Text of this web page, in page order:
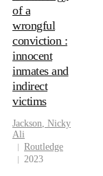
of a
wrongful
conviction :
innocent
inmates and
indirect
victims
Jackson, Nicky
Ali
Routledge
2023